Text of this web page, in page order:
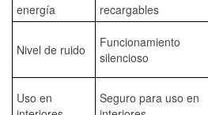
energía
recargables
Nivel de ruido
Funcionamiento
silencioso
Uso en
Seguro para uso en